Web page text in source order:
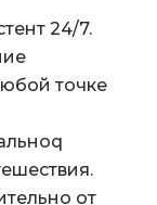
24/7.
точке
от